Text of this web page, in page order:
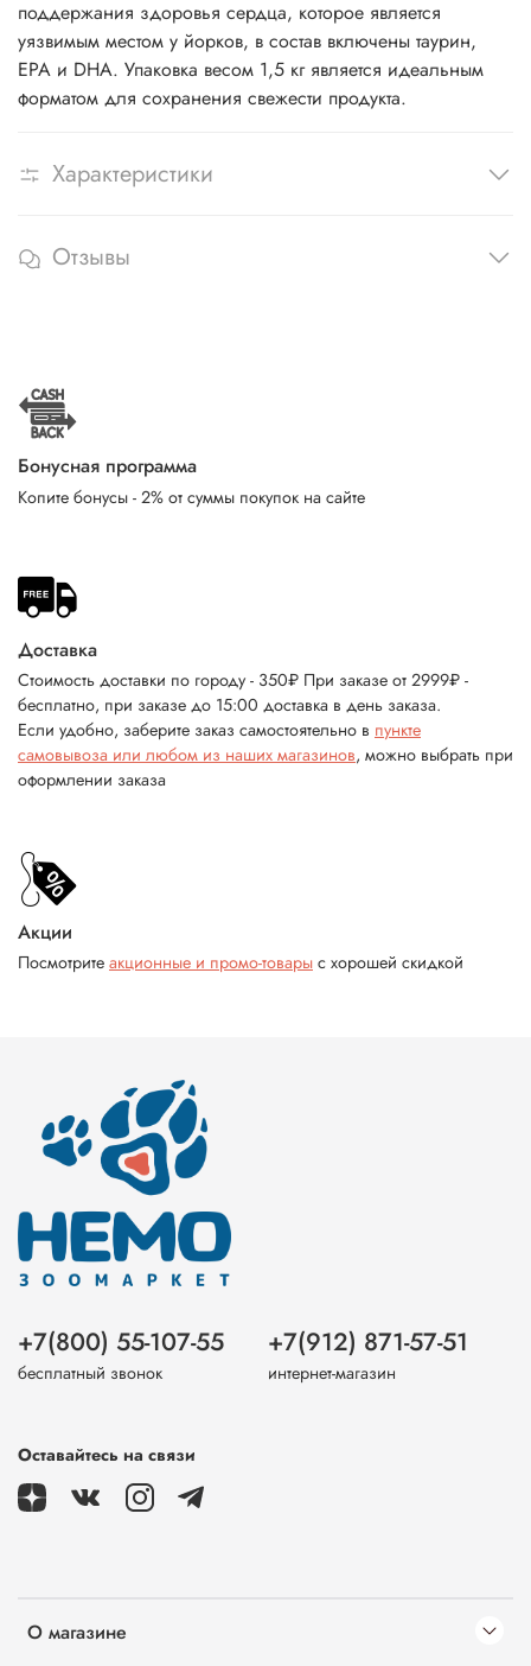
поддержания здоровья сердца, которое является
уязвимым местом у йорков, в состав включены таурин,
EPA и DHA. Упаковка весом 1,5 кг является идеальным
форматом для сохранения свежести продукта.
Характеристики
Отзывы
Бонусная программа
Копите бонусы - 2% от суммы покупок на сайте
Доставка
Стоимость доставки по городу - 350₽ При заказе от 2999₽ -
бесплатно, при заказе до 15:00 доставка в день заказа.
Если удобно, заберите заказ самостоятельно в пункте
самовывоза или любом из наших магазинов, можно выбрать при
оформлении заказа
Акции
Посмотрите акционные и промо-товары с хорошей скидкой
О магазине
+7(800) 55-107-55
бесплатный звонок
+7(912) 871-57-51
интернет-магазин
Оставайтесь на связи